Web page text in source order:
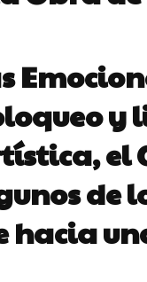
y
el
de
hacia